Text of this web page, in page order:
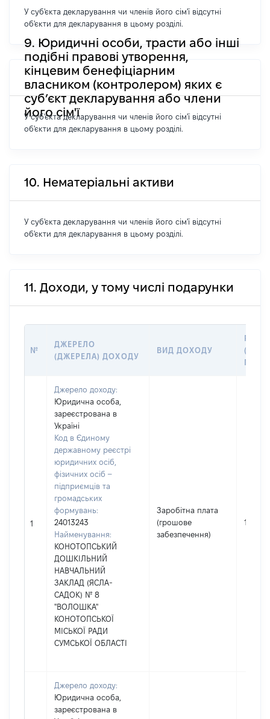
У суб'єкта декларування чи членів його сім'ї відсутні
об'єкти для декларування в цьому розділі.
9. Юридичні особи, трасти або інші
подібні правові утворення,
кінцевим бенефіціарним
власником (контролером) яких є
суб’єкт декларування або члени
його сім'ї
У суб'єкта декларування чи членів його сім'ї відсутні
об'єкти для декларування в цьому розділі.
10. Нематеріальні активи
У суб'єкта декларування чи членів його сім'ї відсутні
об'єкти для декларування в цьому розділі.
11. Доходи, у тому числі подарунки
№
ДЖЕРЕЛО
(ДЖЕРЕЛА) ДОХОДУ
ВИД ДОХОДУ
1
Джерело доходу:
Юридична особа,
зареєстрована в
Україні
Код в Єдиному
державному реєстрі
юридичних осіб,
фізичних осіб –
підприємців та
громадських
формувань:
24013243
Найменування:
КОНОТОПСЬКИЙ
ДОШКІЛЬНИЙ
НАВЧАЛЬНИЙ
ЗАКЛАД (ЯСЛА-
САДОК) № 8
"ВОЛОШКА"
КОНОТОПСЬКОЇ
МІСЬКОЇ РАДИ
СУМСЬКОЇ ОБЛАСТІ
Заробітна плата
(грошове
забезпечення)
138568
Джерело доходу:
Юридична особа,
зареєстрована в